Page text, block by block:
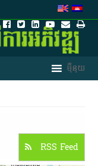
RSS Feed